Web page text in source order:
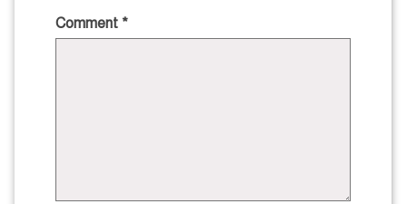
Comment *